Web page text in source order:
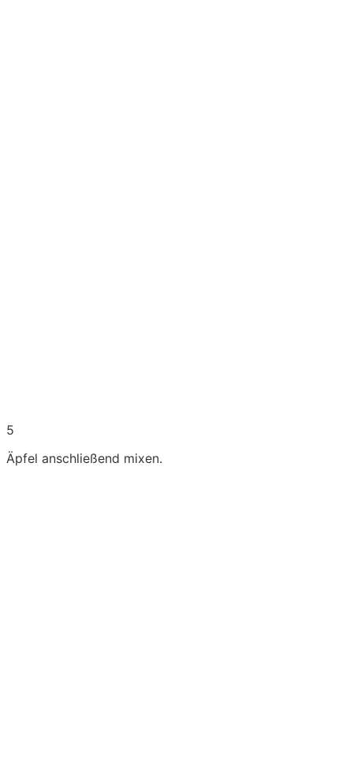
5
Äpfel anschließend mixen.